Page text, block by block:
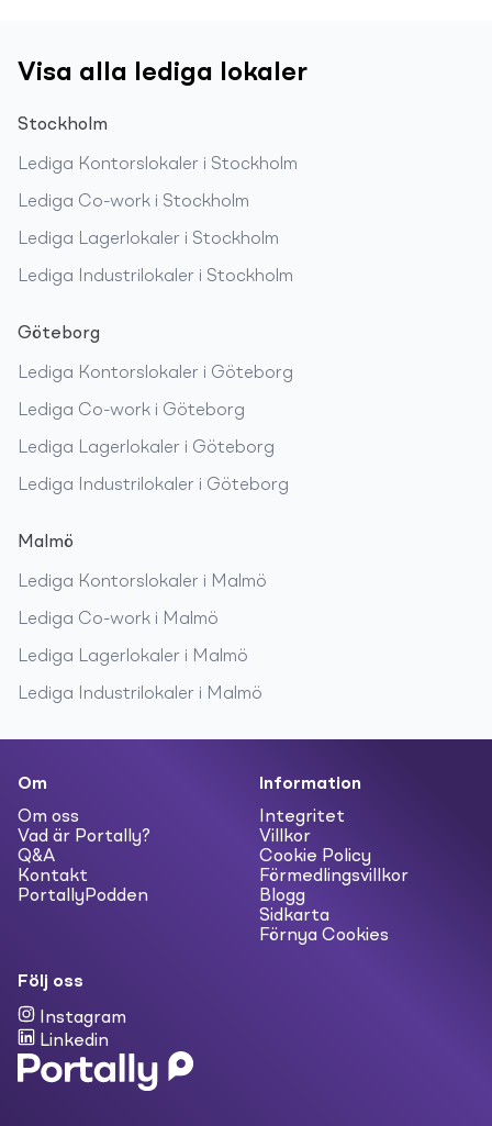
Visa alla lediga lokaler
Stockholm
Lediga Kontorslokaler i Stockholm
Lediga Co-work i Stockholm
Lediga Lagerlokaler i Stockholm
Lediga Industrilokaler i Stockholm
Göteborg
Lediga Kontorslokaler i Göteborg
Lediga Co-work i Göteborg
Lediga Lagerlokaler i Göteborg
Lediga Industrilokaler i Göteborg
Malmö
Lediga Kontorslokaler i Malmö
Lediga Co-work i Malmö
Lediga Lagerlokaler i Malmö
Lediga Industrilokaler i Malmö
Om
Om oss
Vad är Portally?
Q&A
Kontakt
PortallyPodden
Information
Integritet
Villkor
Cookie Policy
Förmedlingsvillkor
Blogg
Sidkarta
Förnya Cookies
Följ oss
Instagram
Linkedin